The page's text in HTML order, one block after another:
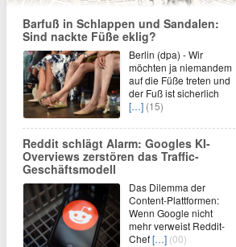
Barfuß in Schlappen und Sandalen:
Sind nackte Füße eklig?
Berlin (dpa) - Wir
möchten ja niemandem
auf die Füße treten und
der Fuß ist sicherlich
[…] (15)
Reddit schlägt Alarm: Googles KI-
Overviews zerstören das Traffic-
Geschäftsmodell
Das Dilemma der
Content-Plattformen:
Wenn Google nicht
mehr verweist Reddit-
Chef[…] (00)